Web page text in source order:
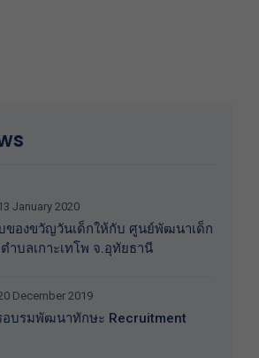
January 2020
ของขวัญวันเด็กให้กับ ศูนย์พัฒนาเด็ก
ตำบลเกาะเทโพ จ.อุทัยธานี
December 2019
อบรมพัฒนาทักษะ Recruitment